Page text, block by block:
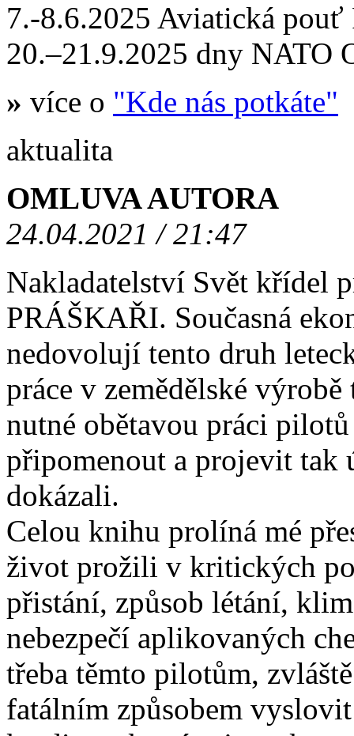
7.-8.6.2025 Aviatická
20.–21.9.2025 dny NATO
» více o "Kde nás potkáte"
aktualita
OMLUVA AUTORA
24.04.2021 / 21:47
Nakladatelství Svět křídel
PRÁŠKAŘI. Současná
nedovolují tento druh
práce v zemědělské
nutné obětavou práci
připomenout a projevit tak
dokázali.
Celou knihu prolíná mé
život prožili v kritických
přistání, způsob létání,
nebezpečí aplikovaných
třeba těmto pilotům,
fatálním způsobem